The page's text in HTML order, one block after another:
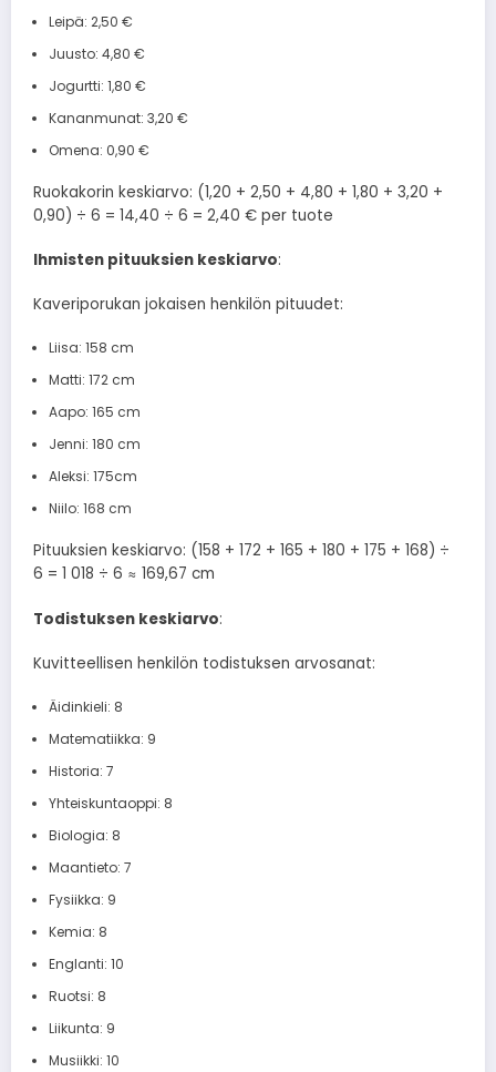
Leipä: 2,50 €
Juusto: 4,80 €
Jogurtti: 1,80 €
Kananmunat: 3,20 €
Omena: 0,90 €
Ruokakorin keskiarvo: (1,20 + 2,50 + 4,80 + 1,80 + 3,20 +
0,90) ÷ 6 = 14,40 ÷ 6 = 2,40 € per tuote
Ihmisten pituuksien keskiarvo:
Kaveriporukan jokaisen henkilön pituudet:
Liisa: 158 cm
Matti: 172 cm
Aapo: 165 cm
Jenni: 180 cm
Aleksi: 175cm
Niilo: 168 cm
Pituuksien keskiarvo: (158 + 172 + 165 + 180 + 175 + 168) ÷
6 = 1 018 ÷ 6 ≈ 169,67 cm
Todistuksen keskiarvo:
Kuvitteellisen henkilön todistuksen arvosanat:
Äidinkieli: 8
Matematiikka: 9
Historia: 7
Yhteiskuntaoppi: 8
Biologia: 8
Maantieto: 7
Fysiikka: 9
Kemia: 8
Englanti: 10
Ruotsi: 8
Liikunta: 9
Musiikki: 10